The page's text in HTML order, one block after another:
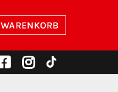
WARENKORB